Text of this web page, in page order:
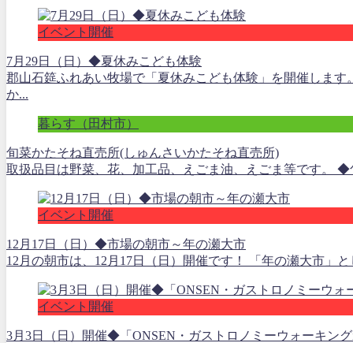
イベント開催
7月29日（日）◆夏休みこども体験
郡山石筵ふれあい牧場で「夏休みこども体験」を開催しま
か...
暮らす（田村市）
旬菜かたそね直売所(しゅんさいかたそね直売所)
取扱品目は野菜、花、加工品、えごま油、えごま等です。
イベント開催
12月17日（日）◆市場の朝市～年の瀬大市
12月の朝市は、12月17日（日）開催です！ 「年の瀬大市」
イベント開催
3月3日（日）開催◆「ONSEN・ガストロノミーウォーキン